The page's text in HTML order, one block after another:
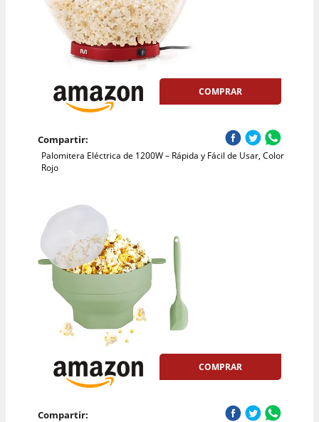
COMPRAR
Compartir:
Palomitera Eléctrica de 1200W – Rápida y Fácil de Usar, Color
Rojo
COMPRAR
Compartir: